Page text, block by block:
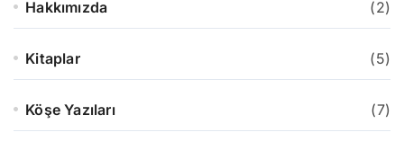
Hakkımızda (2)
Kitaplar (5)
Köşe Yazıları (7)